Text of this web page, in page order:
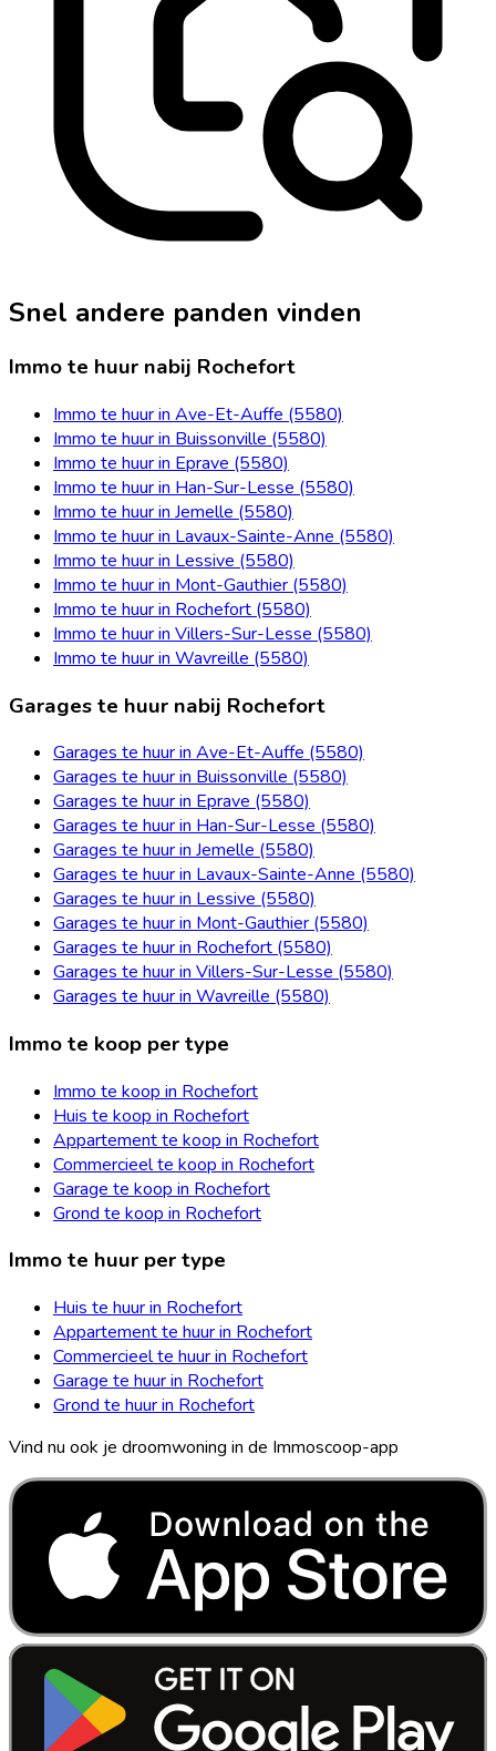
Snel andere panden vinden
Immo te huur nabij Rochefort
Immo te huur in Ave-Et-Auffe (5580)
Immo te huur in Buissonville (5580)
Immo te huur in Eprave (5580)
Immo te huur in Han-Sur-Lesse (5580)
Immo te huur in Jemelle (5580)
Immo te huur in Lavaux-Sainte-Anne (5580)
Immo te huur in Lessive (5580)
Immo te huur in Mont-Gauthier (5580)
Immo te huur in Rochefort (5580)
Immo te huur in Villers-Sur-Lesse (5580)
Immo te huur in Wavreille (5580)
Garages te huur nabij Rochefort
Garages te huur in Ave-Et-Auffe (5580)
Garages te huur in Buissonville (5580)
Garages te huur in Eprave (5580)
Garages te huur in Han-Sur-Lesse (5580)
Garages te huur in Jemelle (5580)
Garages te huur in Lavaux-Sainte-Anne (5580)
Garages te huur in Lessive (5580)
Garages te huur in Mont-Gauthier (5580)
Garages te huur in Rochefort (5580)
Garages te huur in Villers-Sur-Lesse (5580)
Garages te huur in Wavreille (5580)
Immo te koop per type
Immo te koop in Rochefort
Huis te koop in Rochefort
Appartement te koop in Rochefort
Commercieel te koop in Rochefort
Garage te koop in Rochefort
Grond te koop in Rochefort
Immo te huur per type
Huis te huur in Rochefort
Appartement te huur in Rochefort
Commercieel te huur in Rochefort
Garage te huur in Rochefort
Grond te huur in Rochefort
Vind nu ook je droomwoning in de Immoscoop-app